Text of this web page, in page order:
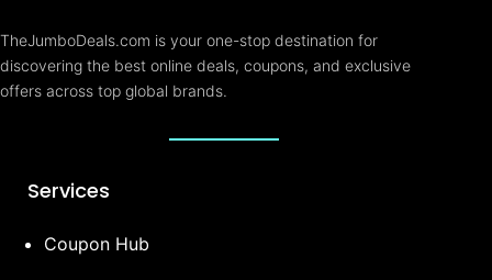
TheJumboDeals.com is your one-stop destination for
discovering the best online deals, coupons, and exclusive
offers across top global brands.
Services
Coupon Hub